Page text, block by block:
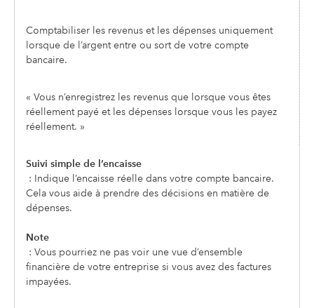
Comptabiliser les revenus et les dépenses uniquement
lorsque de l’argent entre ou sort de votre compte
bancaire.
« Vous n’enregistrez les revenus que lorsque vous êtes
réellement payé et les dépenses lorsque vous les payez
réellement. »
Suivi simple de l’encaisse
: Indique l’encaisse réelle dans votre compte bancaire.
Cela vous aide à prendre des décisions en matière de
dépenses.
Note
: Vous pourriez ne pas voir une vue d’ensemble
financière de votre entreprise si vous avez des factures
impayées.